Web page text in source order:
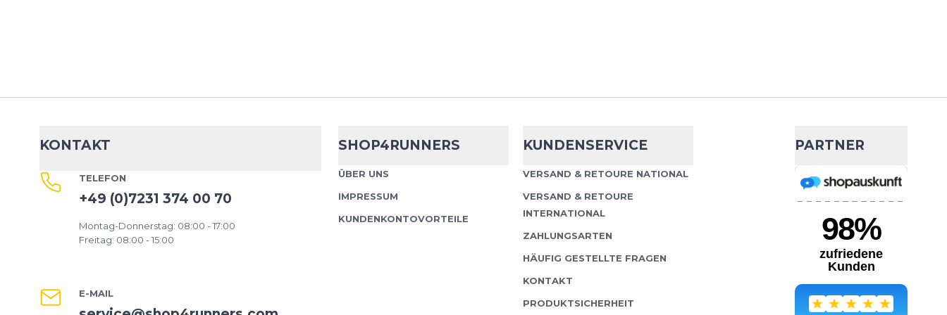
CraftTraining Bra Classic
35,99 € 44,95 €
Training Bra Classic Das Training Bra Classic von
Craft bietet eine Kombination aus innovativen
Technologien und modernem Design, perfekt
für Sportl...
KONTAKT
TELEFON
+49 (0)7231 374 00 70
Montag-Donnerstag: 08:00 - 17:00
Freitag: 08:00 - 15:00
E-MAIL
SHOP4RUNNERS
ÜBER UNS
IMPRESSUM
KUNDENKONTOVORTEILE
KUNDENSERVICE
VERSAND & RETOURE NATIONAL
VERSAND & RETOURE
INTERNATIONAL
ZAHLUNGSARTEN
HÄUFIG GESTELLTE FRAGEN
KONTAKT
PRODUKTSICHERHEIT
PARTNER